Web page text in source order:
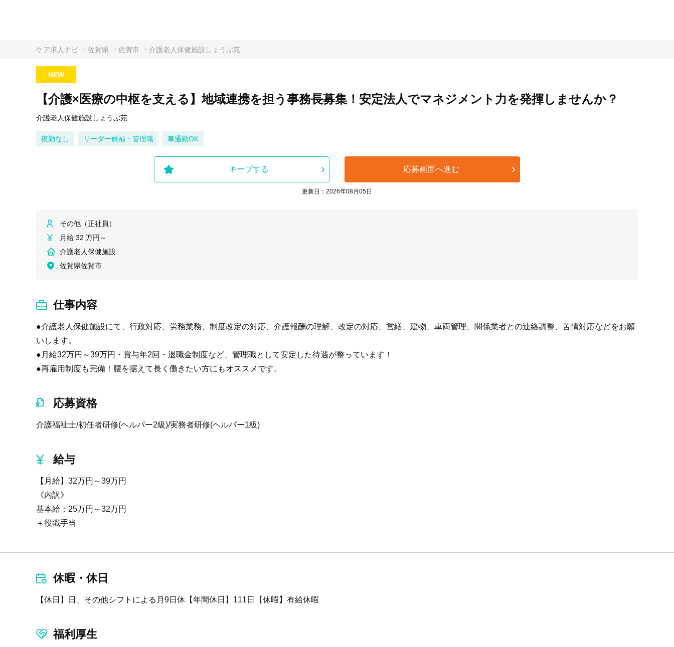
ケア求人ナビ 佐賀県 佐賀市 介護老人保健施設しょうぶ苑
NEW
【介護×医療の中枢を支える】地域連携を担う事務長募集！安定法人でマネジメント力を発揮しませんか？
介護老人保健施設しょうぶ苑
夜勤なし リーダー候補・管理職 車通勤OK
キープする 応募画面へ進む
更新日：2026年08月05日
その他（正社員）
月給 32 万円～
介護老人保健施設
佐賀県佐賀市
仕事内容
●介護老人保健施設にて、行政対応、労務業務、制度改定の対応、介護報酬の理解、改定の対応、営繕、建物、車両管理、関係業者との連絡調整、苦情対応などをお願
いします。
●月給32万円～39万円・賞与年2回・退職金制度など、管理職として安定した待遇が整っています！
●再雇用制度も完備！腰を据えて長く働きたい方にもオススメです。
応募資格
介護福祉士/初任者研修(ヘルパー2級)/実務者研修(ヘルパー1級)
給与
【月給】32万円～39万円
《内訳》
基本給：25万円～32万円
＋役職手当
休暇・休日
【休日】日、その他シフトによる月9日休【年間休日】111日【休暇】有給休暇
福利厚生